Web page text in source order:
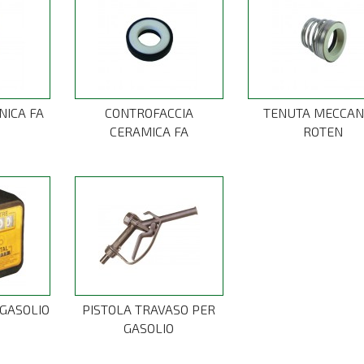
FA
CONTROFACCIA
CERAMICA FA
TENUTA
ROTEN
PISTOLA TRAVASO PER
GASOLIO